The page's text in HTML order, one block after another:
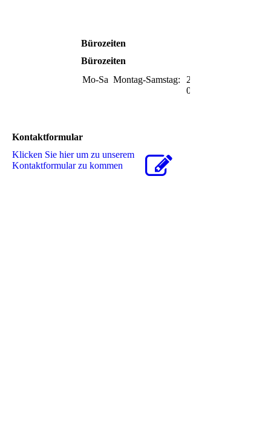
Bürozeiten
Bürozeiten
Mo-Sa Montag-Samstag:
23:00-
09:00
Kontaktformular
Klicken Sie hier um zu unserem
Kon­takt­for­mu­lar zu kommen